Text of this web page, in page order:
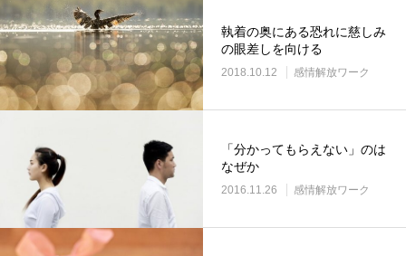
執着の奥にある恐れに慈しみ
の眼差しを向ける
2018.10.12 感情解放ワーク
「分かってもらえない」のは
なぜか
2016.11.26 感情解放ワーク